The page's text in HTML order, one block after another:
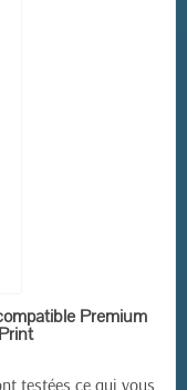
Premium
testées ce qui vous